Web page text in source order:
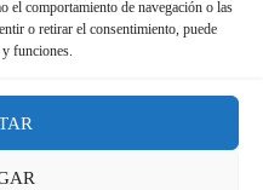
el comportamiento de navegación o las
o retirar el consentimiento, puede
y funciones.